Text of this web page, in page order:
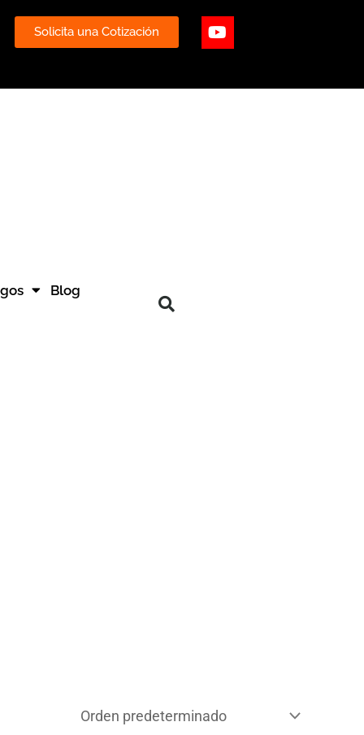
Solicita una Cotización Youtube
Blog